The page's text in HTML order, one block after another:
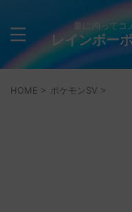
量に拘ってコ
レインボー
HOME > ポケモンSV >